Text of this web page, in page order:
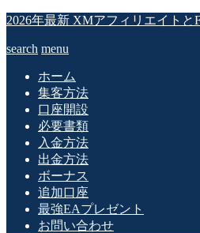
2026年最新 XMアフィリエイトと
search menu
ホーム
集客方法
口座開設
必要書類
入金方法
出金方法
ボーナス
追加口座
最強EAプレゼント
お問い合わせ